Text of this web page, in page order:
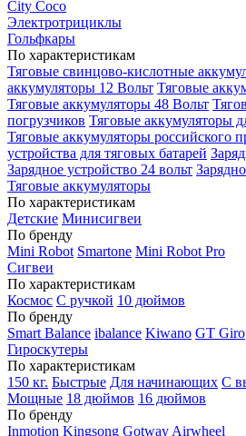
City Coco
Электротрициклы
Гольфкары
По характеристикам
Тяговые свинцово-кислотные
аккумуляторы 12 Вольт Тяговые
Тяговые аккумуляторы 48 Вольт
погрузчиков Тяговые аккумуляторы
Тяговые аккумуляторы российского
устройства для тяговых батарей
Зарядное устройство 24 вольт
Тяговые аккумуляторы
По характеристикам
Детские Минисигвеи
По бренду
Mini Robot Smartone Mini Robot Pro
Сигвеи
По характеристикам
Космос С ручкой 10 дюймов
По бренду
Smart Balance ibalance Kiwano GT Giro
Гироскутеры
По характеристикам
150 кг. Быстрые Для начинающих С
Мощные 18 дюймов 16 дюймов
По бренду
Inmotion Kingsong Gotway Airwheel